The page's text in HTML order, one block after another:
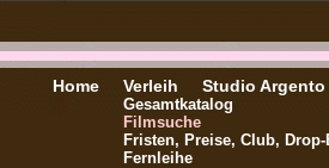
Home Verleih
Gesamtkatalog
Filmsuche
Fristen, Preise, Club, Drop-
Fernleihe
Studio Argento